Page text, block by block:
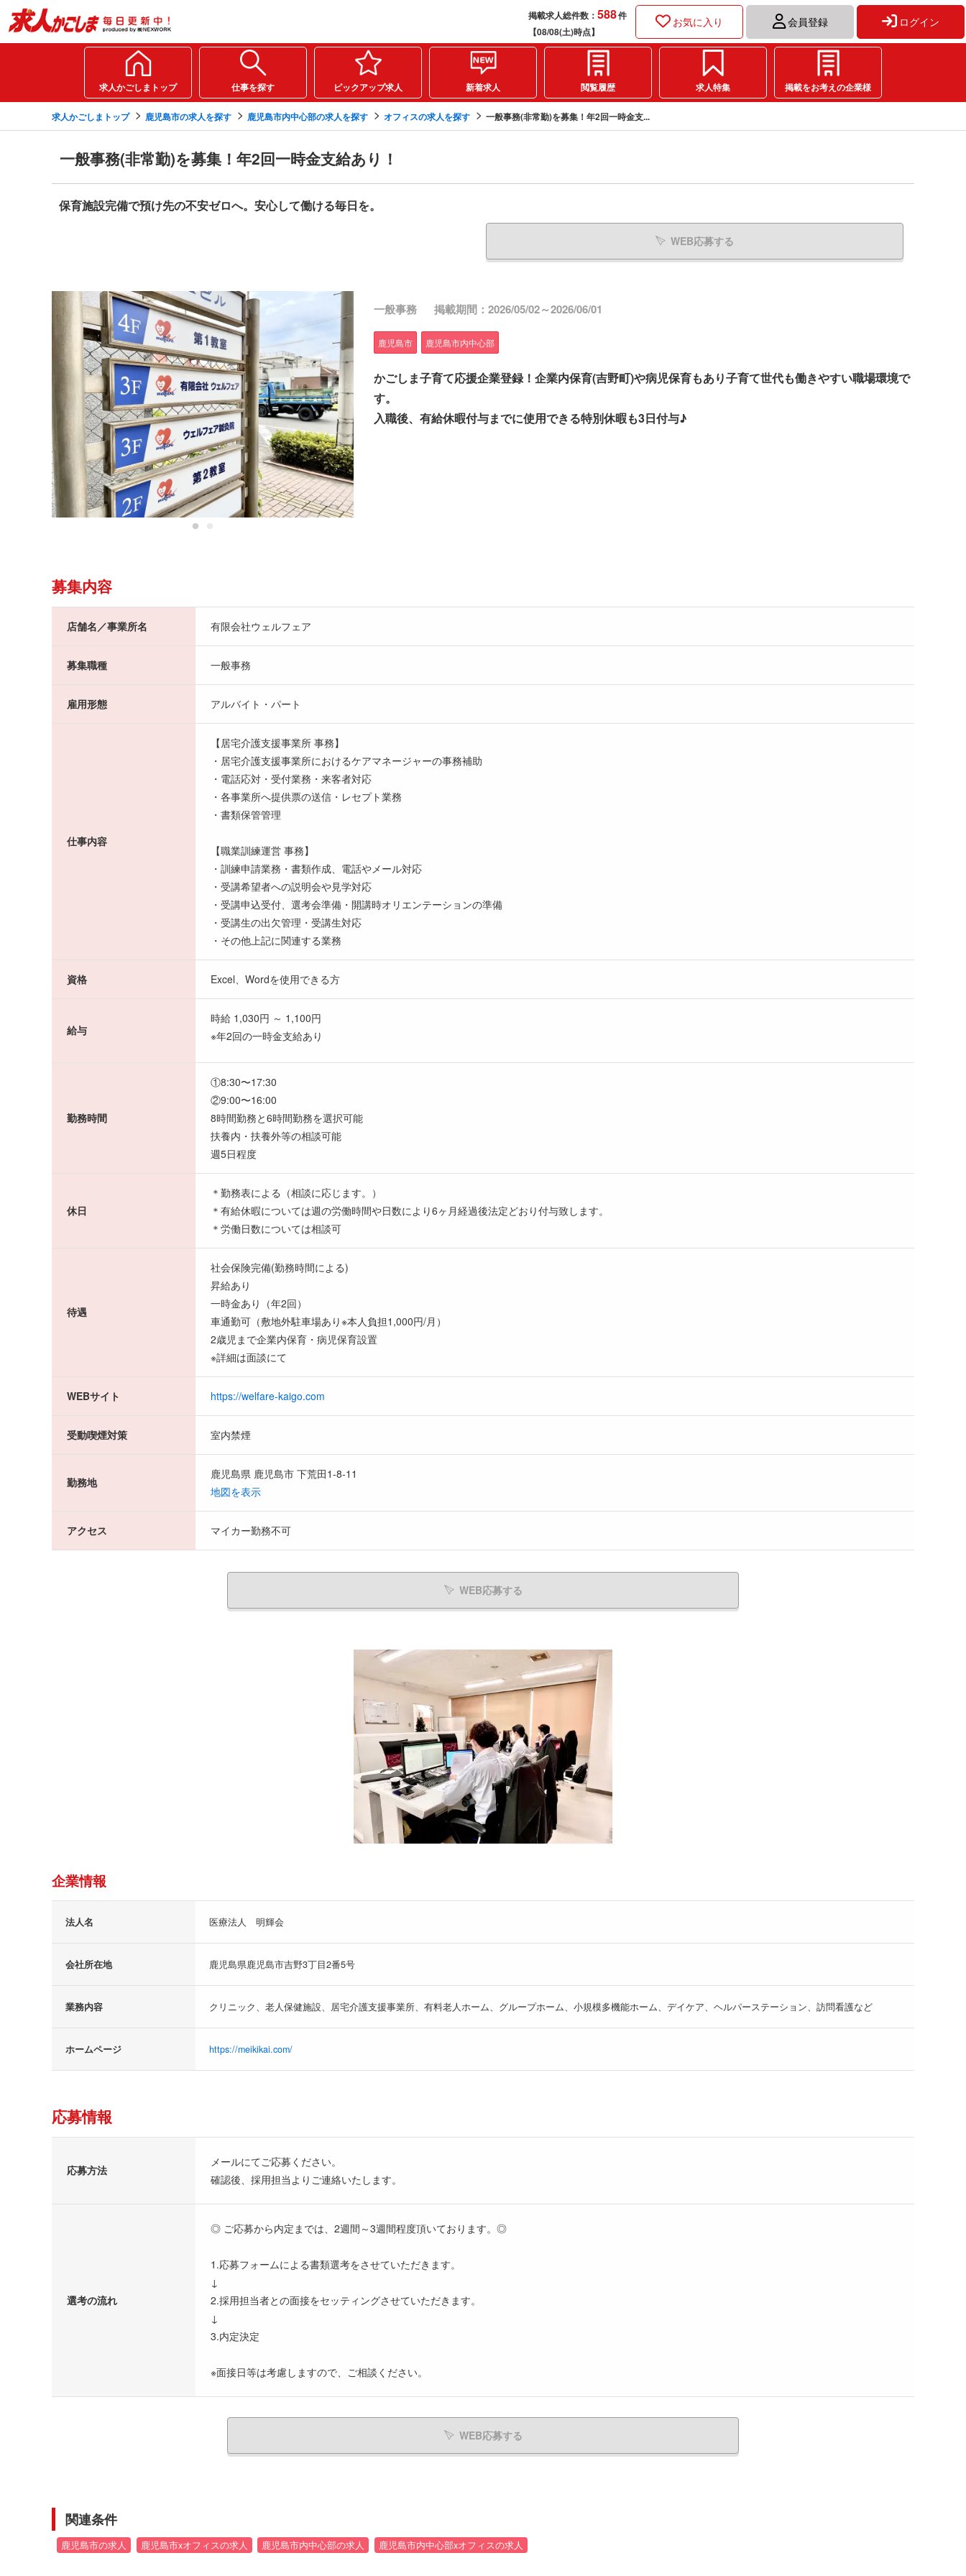
掲載求人総件数： 588件
【08/08(土)時点】
お気に入り 会員登録 ログイン
求人かごしまトップ 仕事を探す ピックアップ求人 新着求人 閲覧履歴 求人特集 掲載をお考えの企業様
求人かごしまトップ 鹿児島市の求人を探す 鹿児島市内中心部の求人を探す オフィスの求人を探す 一般事務(非常勤)を募集！年2回一時金支...
一般事務(非常勤)を募集！年2回一時金支給あり！
保育施設完備で預け先の不安ゼロへ。安心して働ける毎日を。
WEB応募する
一般事務 掲載期間：2026/05/02～2026/06/01
鹿児島市 鹿児島市内中心部
かごしま子育て応援企業登録！企業内保育(吉野町)や病児保育もあり子育て世代も働きやすい職場環境で
す。
入職後、有給休暇付与までに使用できる特別休暇も3日付与♪
募集内容
店舗名／事業所名 有限会社ウェルフェア
募集職種 一般事務
雇用形態 アルバイト・パート
仕事内容
【居宅介護支援事業所 事務】
・居宅介護支援事業所におけるケアマネージャーの事務補助
・電話応対・受付業務・来客者対応
・各事業所へ提供票の送信・レセプト業務
・書類保管管理
【職業訓練運営 事務】
・訓練申請業務・書類作成、電話やメール対応
・受講希望者への説明会や見学対応
・受講申込受付、選考会準備・開講時オリエンテーションの準備
・受講生の出欠管理・受講生対応
・その他上記に関連する業務
資格 Excel、Wordを使用できる方
給与
時給 1,030円 ～ 1,100円
※年2回の一時金支給あり
勤務時間
①8:30〜17:30
②9:00〜16:00
8時間勤務と6時間勤務を選択可能
扶養内・扶養外等の相談可能
週5日程度
休日
＊勤務表による（相談に応じます。）
＊有給休暇については週の労働時間や日数により6ヶ月経過後法定どおり付与致します。
＊労働日数については相談可
待遇
社会保険完備(勤務時間による)
昇給あり
一時金あり（年2回）
車通勤可（敷地外駐車場あり※本人負担1,000円/月）
2歳児まで企業内保育・病児保育設置
※詳細は面談にて
WEBサイト https://welfare-kaigo.com
受動喫煙対策 室内禁煙
勤務地
鹿児島県 鹿児島市 下荒田1-8-11
地図を表示
アクセス マイカー勤務不可
WEB応募する
企業情報
法人名 医療法人 明輝会
会社所在地 鹿児島県鹿児島市吉野3丁目2番5号
業務内容 クリニック、老人保健施設、居宅介護支援事業所、有料老人ホーム、グループホーム、小規模多機能ホーム、デイケア、ヘルパーステーション、訪問看護など
ホームページ https://meikikai.com/
応募情報
応募方法
メールにてご応募ください。
確認後、採用担当よりご連絡いたします。
選考の流れ
◎ ご応募から内定までは、2週間～3週間程度頂いております。◎
1.応募フォームによる書類選考をさせていただきます。
↓
2.採用担当者との面接をセッティングさせていただきます。
↓
3.内定決定
※面接日等は考慮しますので、ご相談ください。
WEB応募する
関連条件
鹿児島市の求人 鹿児島市xオフィスの求人 鹿児島市内中心部の求人 鹿児島市内中心部xオフィスの求人